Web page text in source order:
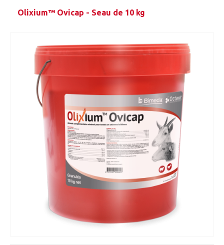
Olixium™ Ovicap - Seau de 10 kg